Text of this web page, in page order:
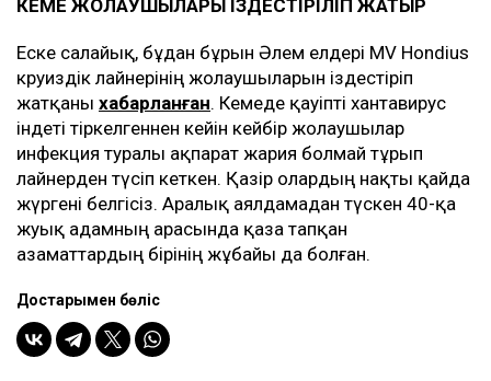
КЕМЕ ЖОЛАУШЫЛАРЫ ІЗДЕСТІРІЛІП ЖАТЫР
Еске салайық, бұдан бұрын Әлем елдері MV Hondius
круиздік лайнерінің жолаушыларын іздестіріп
жатқаны хабарланған. Кемеде қауіпті хантавирус
індеті тіркелгеннен кейін кейбір жолаушылар
инфекция туралы ақпарат жария болмай тұрып
лайнерден түсіп кеткен. Қазір олардың нақты қайда
жүргені белгісіз. Аралық аялдамадан түскен 40-қа
жуық адамның арасында қаза тапқан
азаматтардың бірінің жұбайы да болған.
Достарыңмен бөліс